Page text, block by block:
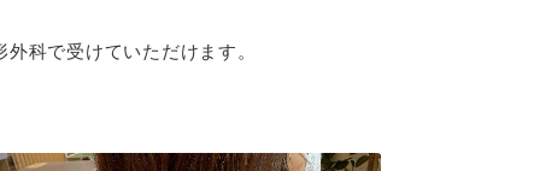
科で受けていただけます。